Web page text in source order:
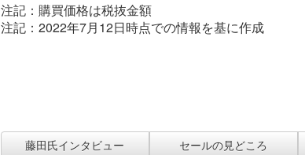
注記：購買価格は税抜金額
注記：2022年7月12日時点での情報を基に作成
藤田氏インタビュー セールの見どころ